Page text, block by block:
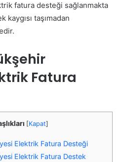
fatura desteği sağlanmakta
taşımadan
Fatura
[Kapat]
Elektrik Fatura Desteği
Elektrik Fatura Destek